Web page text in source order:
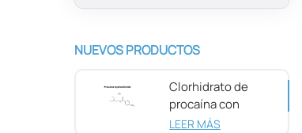
NUEVOS PRODUCTOS
Clorhidrato de
procaína con
pureza del 98 %
LEER MÁS